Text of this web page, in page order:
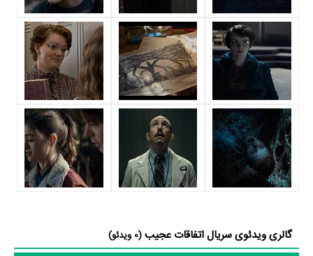
نظر تعداد بازیگران می‌توان اتفاقات عجیب را یک اثر بزرگ، پربازیگر و با تعداد
شخصیت‌های داستانی بسیار عنوان کرد. از این‌لحاظ کارگردانی سریال اتفاقات
عجیب باتوجه به بازی گرفتن از این تعداد بازیگر و مدیریت آنها کار بسیار
دشواری بوده است؛ باید بررسی کرد آیاShawn Levy ، اندرو استنتون،Matt
DufferوRoss Duffer
به‌عنوان کارگردان و به‌عنوان بازیگردان و همچنین تیم
بازیگری اتفاقات عجیب توانسته‌اند در این زمینه موفق باشند و بازی‌های
درخشانی را نمایش دهند؟
از دیگر بازیگران سریال اتفاقات عجیب می‌توان به
چارلی هیتوندر نقش
Jonathan،
Caleb McLaughlin در نقش Lucas Sinclair، متیو مودایندر
نقش Lonnie و
Tobias Jelinek در نقش Lead Agent اشاره کرد.
گالری ویدئوی سریال اتفاقات عجیب(0 ویدئو)